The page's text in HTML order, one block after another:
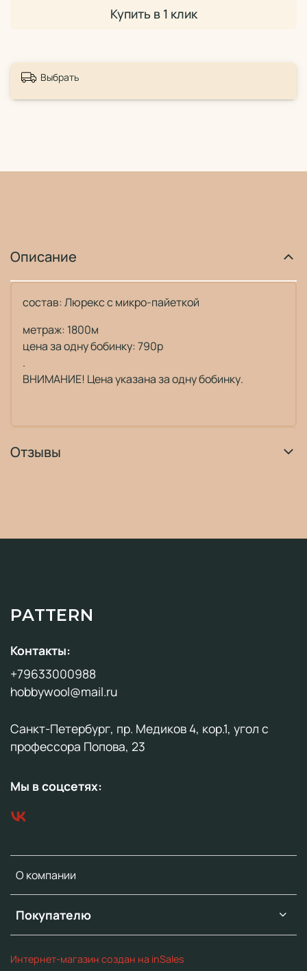
Купить в 1 клик
Выбрать
Описание
состав: Люрекс с микро-пайеткой
метраж: 1800м
цена за одну бобинку: 790р
.
ВНИМАНИЕ! Цена указана за одну бобинку.
Отзывы
PATTERN
О компании
Покупателю
Контакты:
+79633000988
hobbywool@mail.ru
Санкт-Петербург, пр. Медиков 4, кор.1, угол с
профессора Попова, 23
Мы в соцсетях:
Интернет-магазин создан на inSales